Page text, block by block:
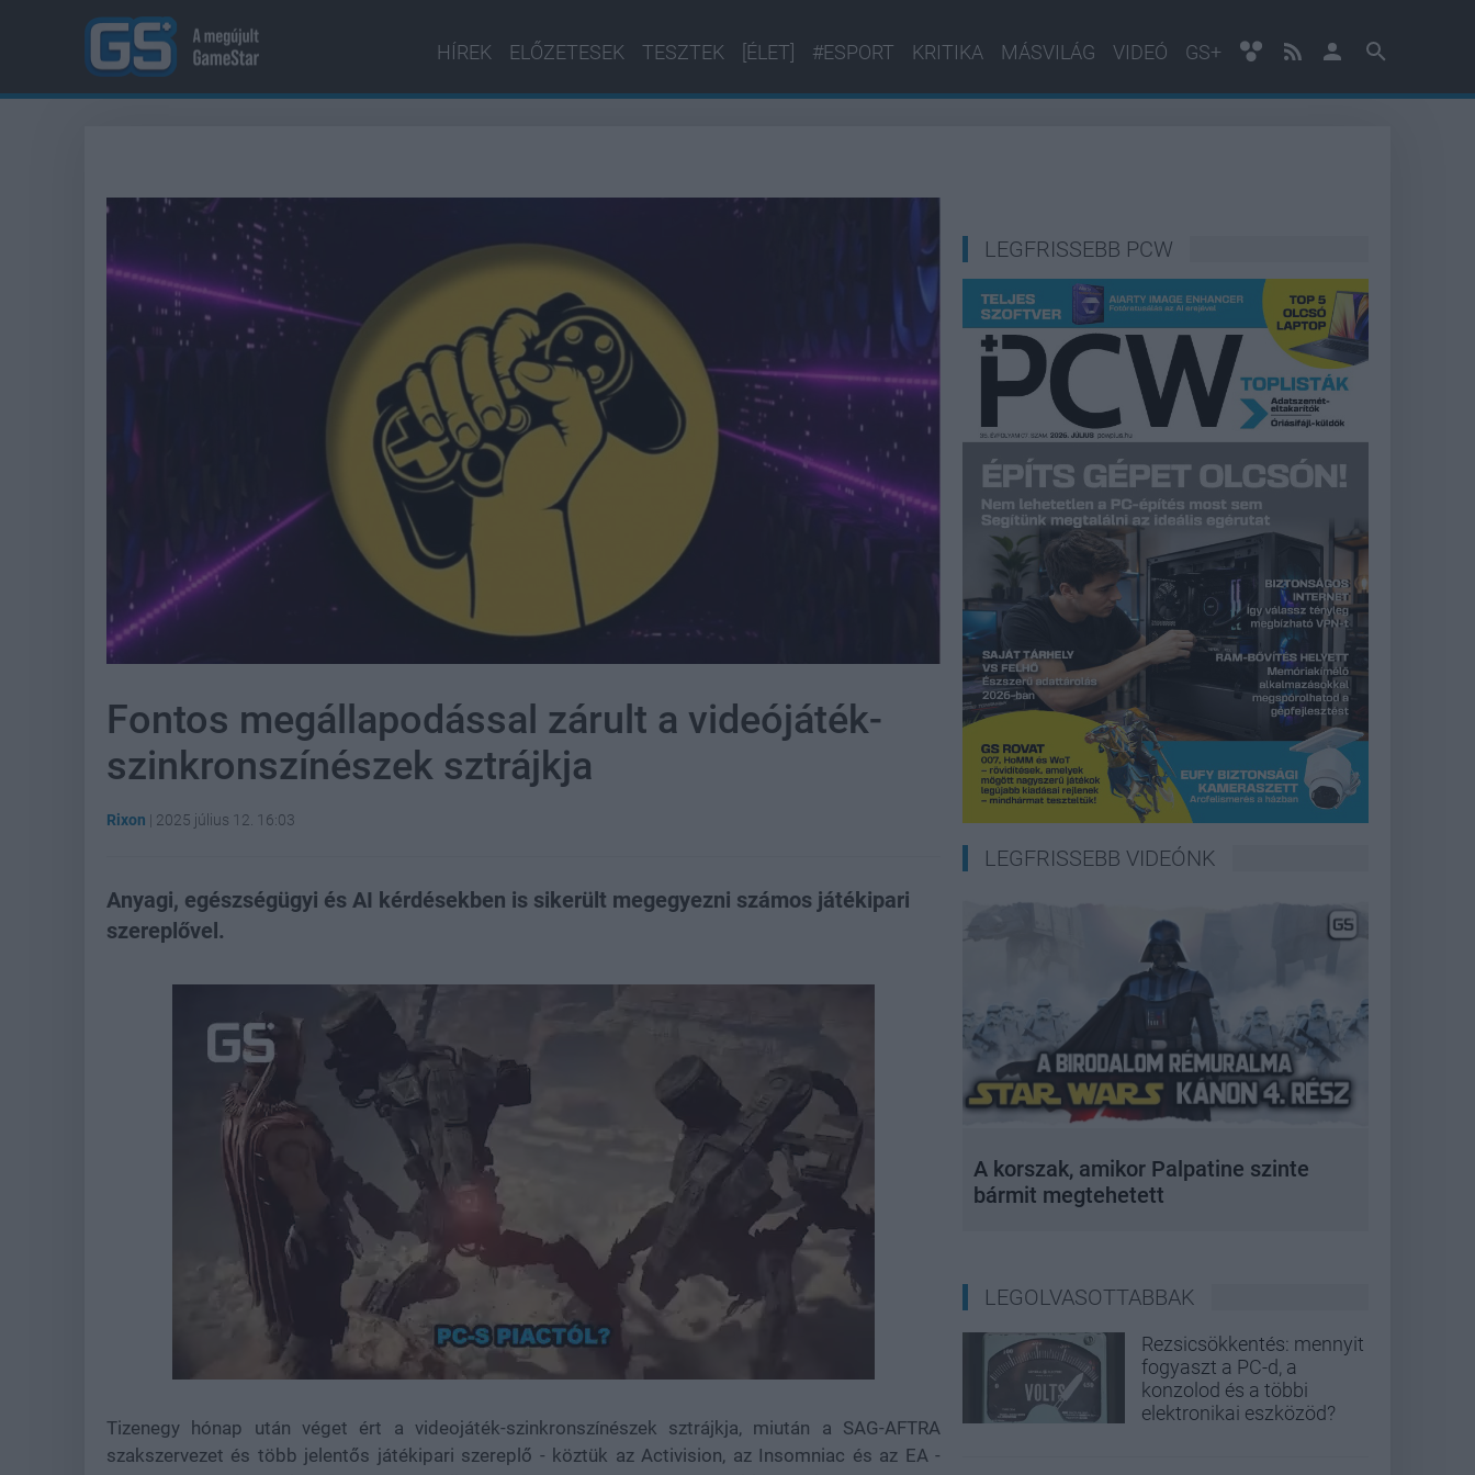
HÍREK ELŐZETESEK TESZTEK [ÉLET] #ESPORT KRITIKA MÁSVILÁG VIDEÓ GS+
Fontos megállapodással zárult a videójáték-
szinkronszínészek sztrájkja
Rixon | 2025 július 12. 16:03
Anyagi, egészségügyi és AI kérdésekben is sikerült megegyezni számos játékipari
szereplővel.
37.73%
Tizenegy hónap után véget ért a videojáték-szinkronszínészek sztrájkja, miután a SAG-AFTRA
szakszervezet és több jelentős játékipari szereplő - köztük az Activision, az Insomniac és az EA -
LEGFRISSEBB PCW
LEGFRISSEBB VIDEÓNK
A korszak, amikor Palpatine szinte
bármit megtehetett
LEGOLVASOTTABBAK
Rezsicsökkentés: mennyit
fogyaszt a PC-d, a
konzolod és a többi
elektronikai eszközöd?